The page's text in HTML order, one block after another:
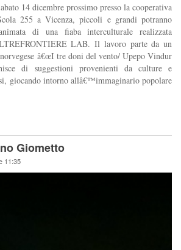
14 dicembre prossimo presso la cooperativa
255 a Vicenza, piccoli e grandi potranno
di una fiaba interculturale realizzata
LAB. Il lavoro parte da un
â€œI tre doni del vento/ Upepo Vindur
di suggestioni provenienti da culture e
giocando intorno allâ€™immaginario popolare
Giometto
11:35